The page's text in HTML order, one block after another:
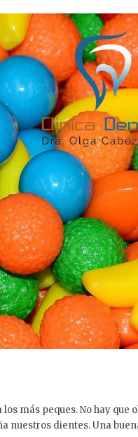
más peques. No hay que
nuestros dientes. Una